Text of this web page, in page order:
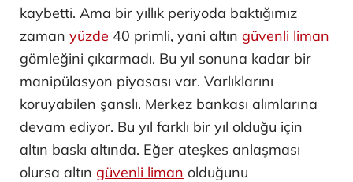
kaybetti. Ama bir yıllık periyoda baktığımız
zaman yüzde 40 primli, yani altın güvenli liman
gömleğini çıkarmadı. Bu yıl sonuna kadar bir
manipülasyon piyasası var. Varlıklarını
koruyabilen şanslı. Merkez bankası alımlarına
devam ediyor. Bu yıl farklı bir yıl olduğu için
altın baskı altında. Eğer ateşkes anlaşması
olursa altın güvenli liman olduğunu